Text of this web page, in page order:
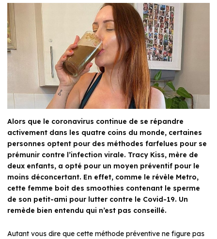
Alors que le coronavirus continue de se répandre
activement dans les quatre coins du monde, certaines
personnes optent pour des méthodes farfelues pour se
prémunir contre l’infection virale. Tracy Kiss, mère de
deux enfants, a opté pour un moyen préventif pour le
moins déconcertant. En effet, comme le révèle Metro,
cette femme boit des smoothies contenant le sperme
de son petit-ami pour lutter contre le Covid-19. Un
remède bien entendu qui n’est pas conseillé.
Autant vous dire que cette méthode préventive ne figure pas